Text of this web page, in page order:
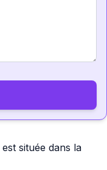
est située dans la